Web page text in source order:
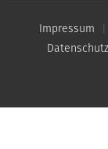
Impressum
Datenschutz